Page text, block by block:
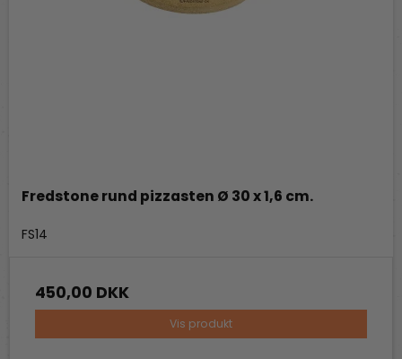
Fredstone rund pizzasten Ø 30 x 1,6 cm.
FS14
450,00 DKK
Vis produkt